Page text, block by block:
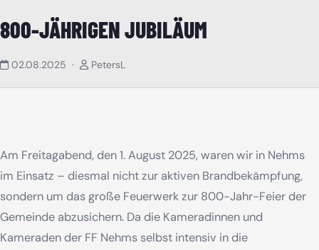
LF 10
TLF 16/25 (A.D.)
GESCHICHTE
800-JÄHRIGEN JUBILÄUM
02.08.2025 · PetersL
Am Freitagabend, den 1. August 2025, waren wir in Nehms
im Einsatz – diesmal nicht zur aktiven Brandbekämpfung,
sondern um das große Feuerwerk zur 800-Jahr-Feier der
Gemeinde abzusichern. Da die Kameradinnen und
Kameraden der FF Nehms selbst intensiv in die